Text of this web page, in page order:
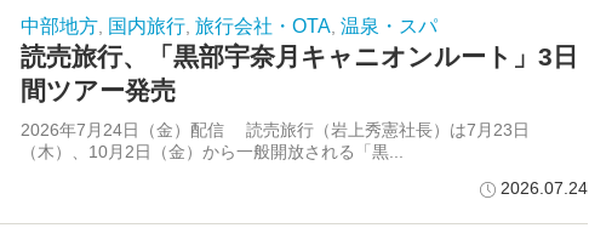
中部地方, 国内旅行, 旅行会社・OTA, 温泉・スパ
読売旅行、「黒部宇奈月キャニオンルート」3日
間ツアー発売
2026年7月24日（金）配信 読売旅行（岩上秀憲社長）は7月23日
（木）、10月2日（金）から一般開放される「黒...
2026.07.24